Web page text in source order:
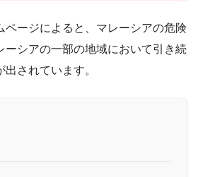
ページによると、マレーシアの危険
ーシアの一部の地域において引き続
されています。